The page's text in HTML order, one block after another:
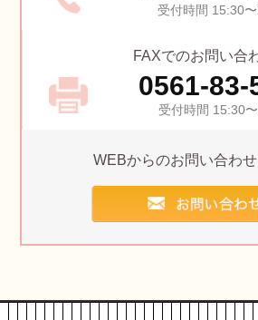
受付時間 15:30
FAXでのお問い合
0561-83-
受付時間 15:30
WEBからのお問い合わ